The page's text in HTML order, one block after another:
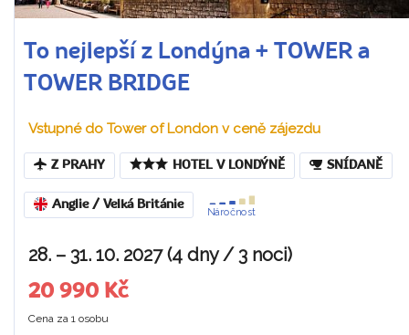
To nejlepší z Londýna + TOWER a
TOWER BRIDGE
Vstupné do Tower of London v ceně zájezdu
Z PRAHY HOTEL V LONDÝNĚ SNÍDANĚ
Anglie / Velká Británie
Náročnost
28. – 31. 10. 2027 (4 dny / 3 noci)
20 990 Kč
Cena za 1 osobu